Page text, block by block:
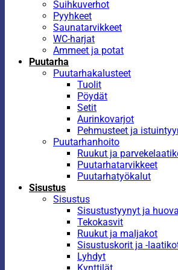
Suihkuverhot
Pyyhkeet
Saunatarvikkeet
WC-harjat
Ammeet ja potat
Puutarha
Puutarhakalusteet
Tuolit
Pöydät
Setit
Aurinkovarjot
Pehmusteet ja
Puutarhanhoito
Ruukut ja
Puutarhatarvikkeet
Puutarhatyökalut
Sisustus
Sisustus
Sisustustyynyt ja
Tekokasvit
Ruukut ja maljakot
Sisustuskorit ja -
Lyhdyt